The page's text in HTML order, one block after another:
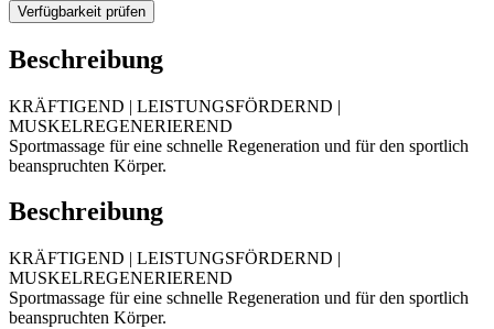
Verfügbarkeit prüfen
Beschreibung
KRÄFTIGEND | LEISTUNGSFÖRDERND |
MUSKELREGENERIEREND
Sportmassage für eine schnelle Regeneration und für den sportlich
beanspruchten Körper.
Beschreibung
KRÄFTIGEND | LEISTUNGSFÖRDERND |
MUSKELREGENERIEREND
Sportmassage für eine schnelle Regeneration und für den sportlich
beanspruchten Körper.